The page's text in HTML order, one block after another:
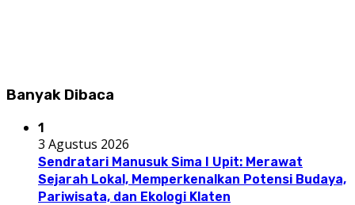
Banyak Dibaca
1
3 Agustus 2026
Sendratari Manusuk Sima I Upit: Merawat
Sejarah Lokal, Memperkenalkan Potensi Budaya,
Pariwisata, dan Ekologi Klaten